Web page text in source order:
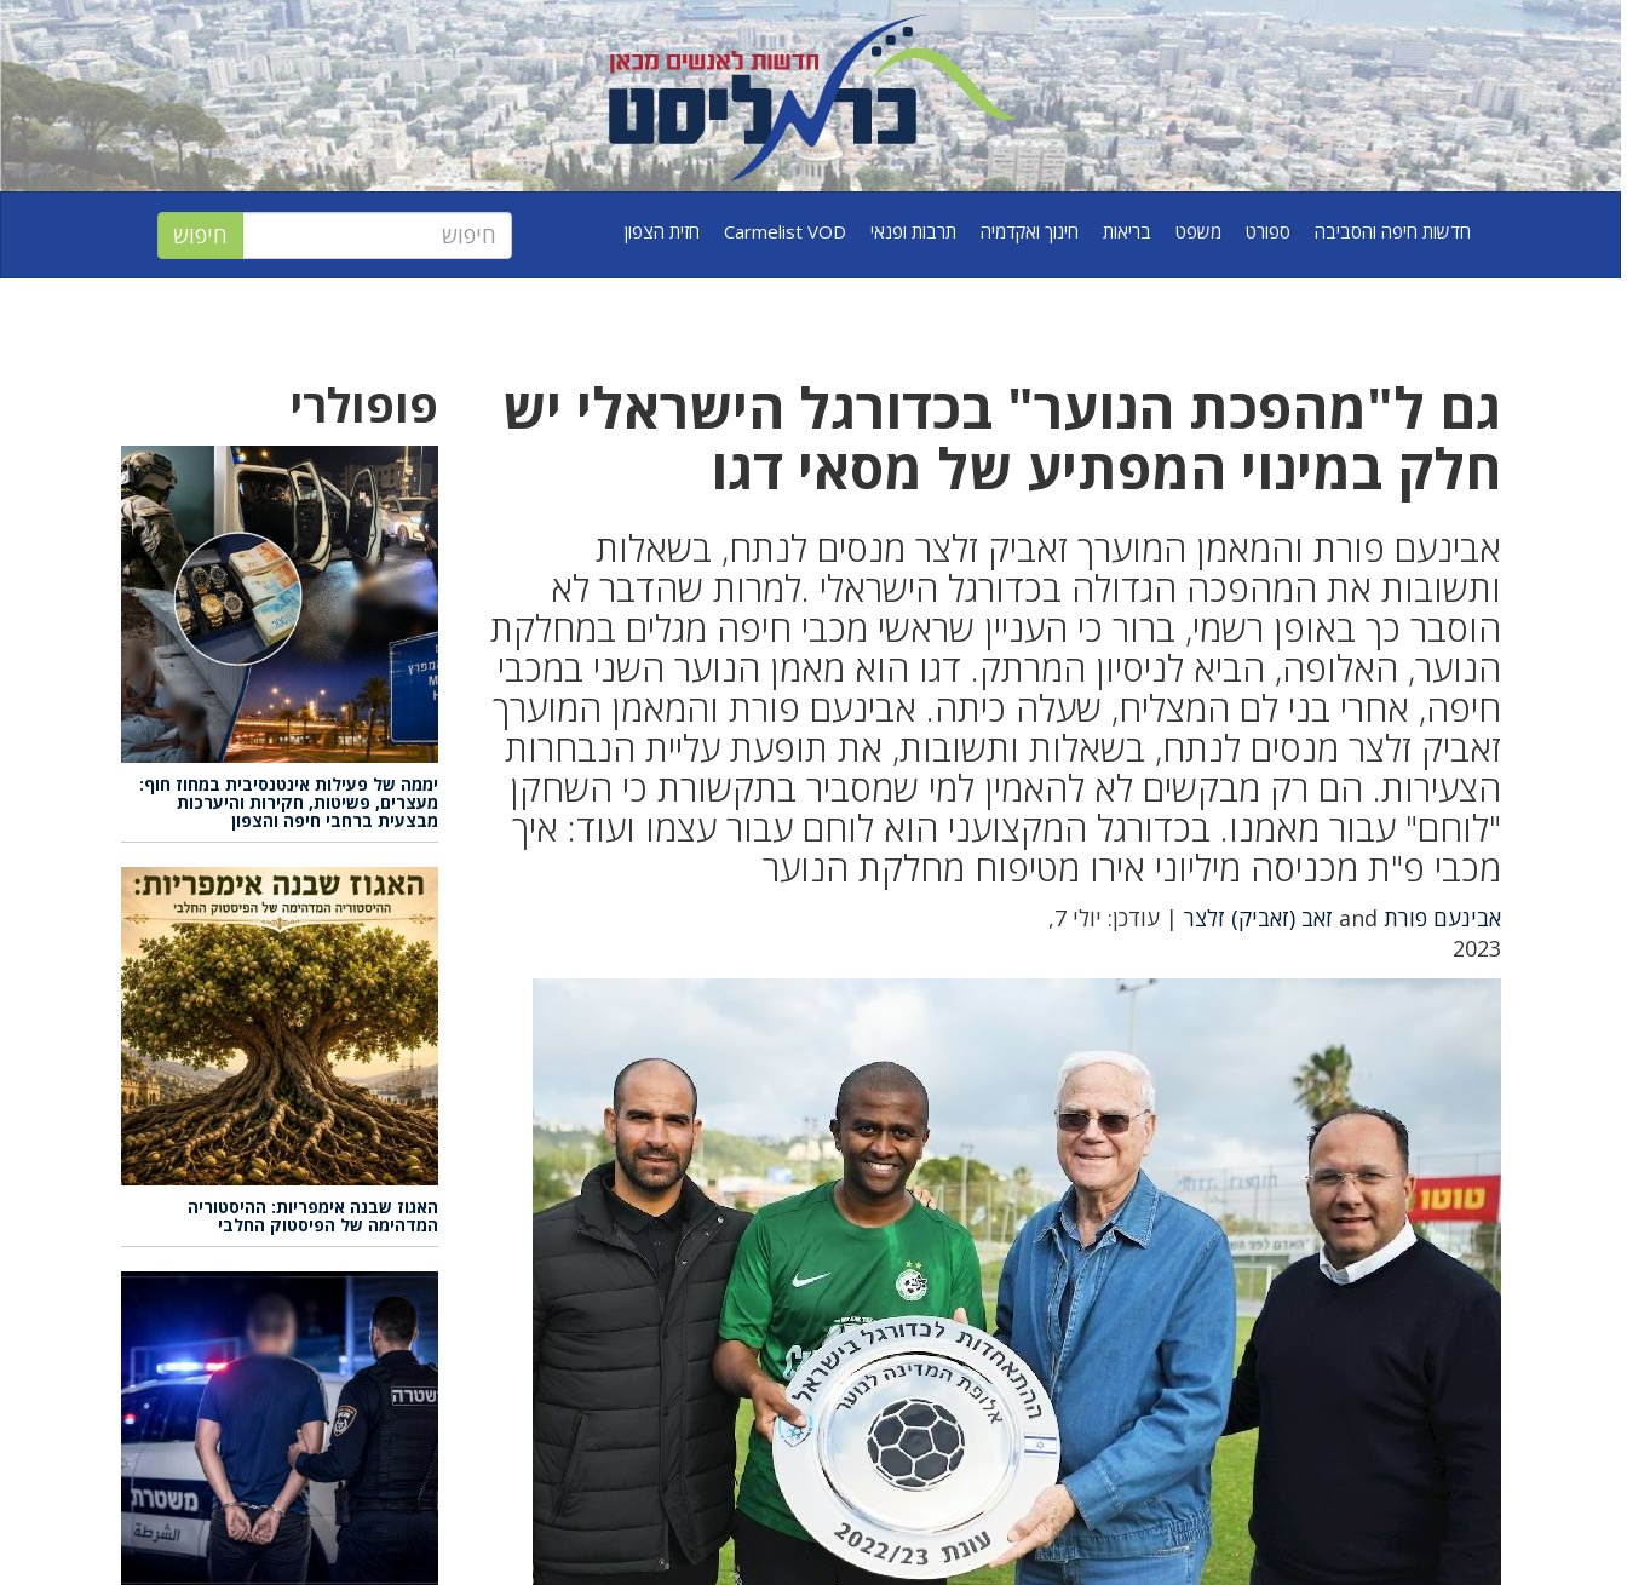
חדשות חיפה והסביבה ספורט משפט בריאות חינוך ואקדמיה תרבות ופנאי Carmelist VOD חזית הצפון
גם ל"מהפכת הנוער" בכדורגל הישראלי יש
חלק במינוי המפתיע של מסאי דגו
אבינעם פורת והמאמן המוערך זאביק זלצר מנסים לנתח, בשאלות
ותשובות את המהפכה הגדולה בכדורגל הישראלי .למרות שהדבר לא
הוסבר כך באופן רשמי, ברור כי העניין שראשי מכבי חיפה מגלים במחלקת
הנוער, האלופה, הביא לניסיון המרתק. דגו הוא מאמן הנוער השני במכבי
חיפה, אחרי בני לם המצליח, שעלה כיתה. אבינעם פורת והמאמן המוערך
זאביק זלצר מנסים לנתח, בשאלות ותשובות, את תופעת עליית הנבחרות
הצעירות. הם רק מבקשים לא להאמין למי שמסביר בתקשורת כי השחקן
"לוחם" עבור מאמנו. בכדורגל המקצועני הוא לוחם עבור עצמו ועוד: איך
מכבי פ"ת מכניסה מיליוני אירו מטיפוח מחלקת הנוער
אבינעם פורת זאב (זאביק) זלצר
| עודכן: יולי 7,
2023
פופולרי
יממה של פעילות אינטנסיבית במחוז חוף:
מעצרים, פשיטות, חקירות והיערכות
מבצעית ברחבי חיפה והצפון
האגוז שבנה אימפריות: ההיסטוריה
המדהימה של הפיסטוק החלבי